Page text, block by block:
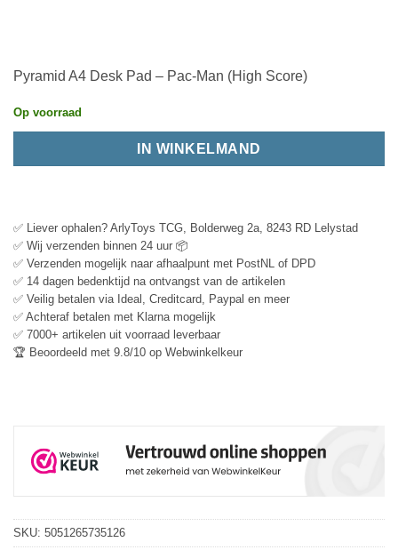
Pyramid A4 Desk Pad – Pac-Man (High Score)
Op voorraad
IN WINKELMAND
✅ Liever ophalen? ArlyToys TCG, Bolderweg 2a, 8243 RD Lelystad
✅ Wij verzenden binnen 24 uur 📦
✅ Verzenden mogelijk naar afhaalpunt met PostNL of DPD
✅ 14 dagen bedenktijd na ontvangst van de artikelen
✅ Veilig betalen via Ideal, Creditcard, Paypal en meer
✅ Achteraf betalen met Klarna mogelijk
✅ 7000+ artikelen uit voorraad leverbaar
🏆 Beoordeeld met 9.8/10 op Webwinkelkeur
SKU: 5051265735126